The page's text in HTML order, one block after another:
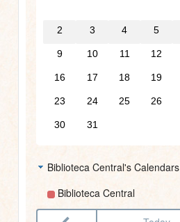
2 3 4 5
9 10 11 12
16 17 18 19
23 24 25 26
30 31
Biblioteca Central's Calendars
Biblioteca Central